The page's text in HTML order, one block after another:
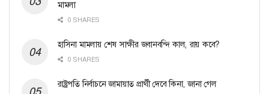
মামলা
0 SHARES
হাসিনা মামলায় শেষ সাক্ষীর জবানবন্দি কাল, রায় কবে?
0 SHARES
রাষ্ট্রপতি নির্বাচনে জামায়াত প্রার্থী দেবে কিনা, জানা গেল